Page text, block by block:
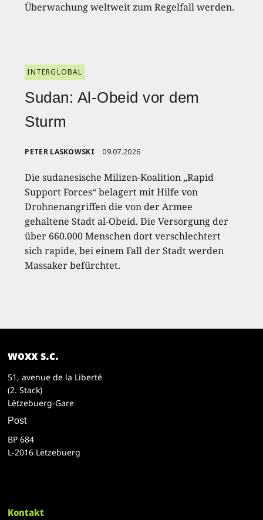
Überwachung weltweit zum Regelfall werden.
INTERGLOBAL
Sudan: Al-Obeid vor dem
Sturm
PETER LASKOWSKI 09.07.2026
Die sudanesische Milizen-Koalition „Rapid
Support Forces“ belagert mit Hilfe von
Drohnenangriffen die von der Armee
gehaltene Stadt al-Obeid. Die Versorgung der
über 660.000 Menschen dort verschlechtert
sich rapide, bei einem Fall der Stadt werden
Massaker befürchtet.
woxx s.c.
51, avenue de la Liberté
(2. Stack)
Lëtzebuerg-Gare
Post
BP 684
L-2016 Lëtzebuerg
Kontakt